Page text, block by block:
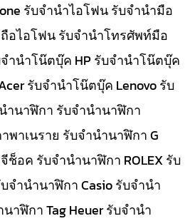
รับจำนำไอโฟน รับจำนำมือ
อไอโฟน รับจำนำโทรศัพท์มือ
ำนำโน๊ตบุ๊ค HP รับจำนำโน๊ตบุ๊ค
รับจำนำโน๊ตบุ๊ค Lenovo รับ
ำนาฬิกา รับจำนำนาฬิกา
พาเนราย รับจำนำนาฬิกา G
ช็อค รับจำนำนาฬิกา ROLEX รับ
จำนำนาฬิกา Casio รับจำนำ
าฬิกา Tag Heuer รับจำนำ